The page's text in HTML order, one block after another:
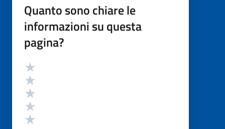
Quanto sono chiare le
informazioni su questa
pagina?
Valutazione